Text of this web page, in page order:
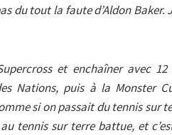
du tout la faute d’Aldon Baker.
et enchaîner avec 12
Nations, puis à la Monster
si on passait du tennis sur
tennis sur terre battue, et